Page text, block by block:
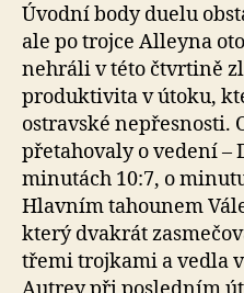
Úvodní body duelu
ale po trojce Alleyna
nehráli v této čtvrtině
produktivita v útoku,
ostravské nepřesnosti.
přetahovaly o vedení –
minutách 10:7, o
Hlavním tahounem
který dvakrát
třemi trojkami a vedla